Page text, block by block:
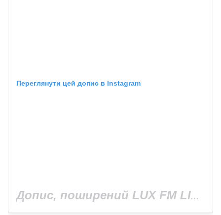
Переглянути цей допис в Instagram
Допис, поширений LUX FM LIFE (@luxfm.life)